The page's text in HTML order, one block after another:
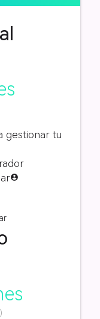
gestionar tu
account_circle